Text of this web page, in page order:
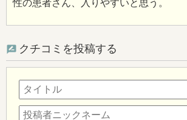
性の患者さん、入りやすいと思う。
クチコミを投稿する